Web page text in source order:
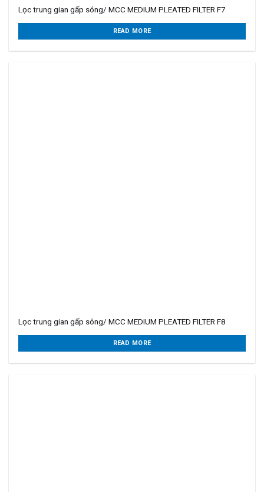
Lọc trung gian gấp sóng/ MCC MEDIUM PLEATED FILTER F7
READ MORE
Lọc trung gian gấp sóng/ MCC MEDIUM PLEATED FILTER F8
READ MORE